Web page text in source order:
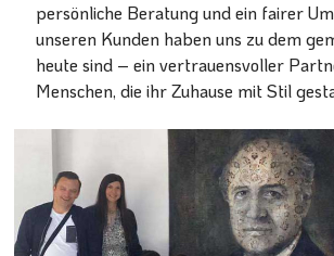
persönliche Beratung und ein fairer
unseren Kunden haben uns zu dem
heute sind – ein vertrauensvoller
Menschen, die ihr Zuhause mit Stil